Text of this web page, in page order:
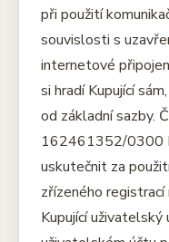
při použití
souvislosti s
internetové
si hradí Kupující
od základní sazby.
162461352/0300
uskutečnit za
zřízeného
Kupující uživatelský